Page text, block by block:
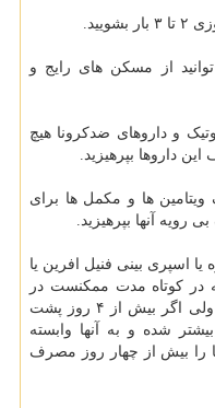
از مسکن های رایج و
و داروهای ضدکرونا هیچ
داروها بپرهیزید.
ها و مکمل ها برای
رویه آنها بپرهیزید.
اسپری بینی فنیل افرین یا
در کوتاه مدت ممکنست در
کاهش گرفتگی بینی کمک کننده باشد، ولی اگر بیش از ۴ روز پشت
شده و به آنها وابسته
را بیش از چهار روز مصرف